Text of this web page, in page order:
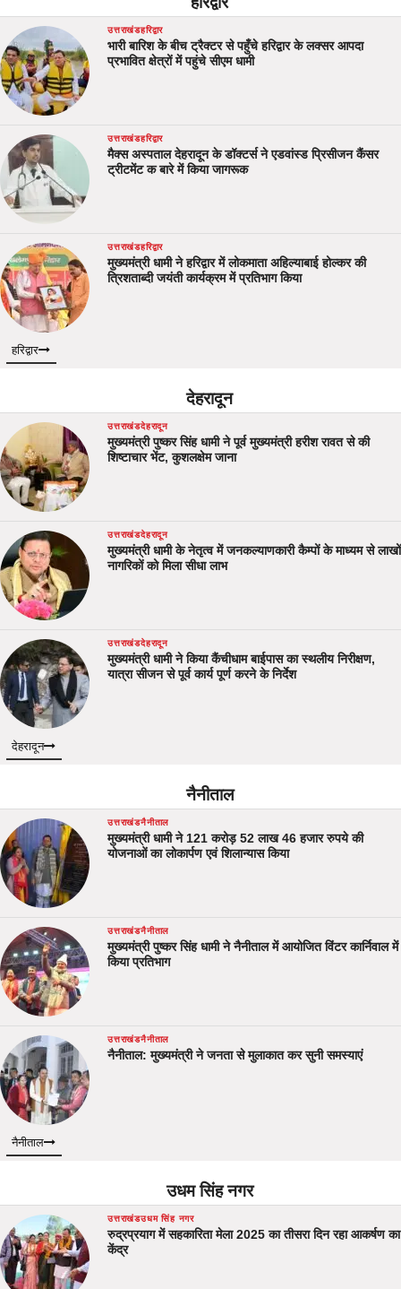
उत्तराखंडहरिद्वार
भारी बारिश के बीच ट्रैक्टर से पहुँचे हरिद्वार के लक्सर आपदा
प्रभावित क्षेत्रों में पहुंचे सीएम धामी
उत्तराखंडहरिद्वार
मैक्स अस्पताल देहरादून के डॉक्टर्स ने एडवांस्ड प्रिसीजन कैंसर
ट्रीटमेंट क बारे में किया जागरूक
उत्तराखंडहरिद्वार
मुख्यमंत्री धामी ने हरिद्वार में लोकमाता अहिल्याबाई होल्कर की
त्रिशताब्दी जयंती कार्यक्रम में प्रतिभाग किया
हरिद्वार
देहरादून
उत्तराखंडदेहरादून
मुख्यमंत्री पुष्कर सिंह धामी ने पूर्व मुख्यमंत्री हरीश रावत से की
शिष्टाचार भेंट, कुशलक्षेम जाना
उत्तराखंडदेहरादून
मुख्यमंत्री धामी के नेतृत्व में जनकल्याणकारी कैम्पों के माध्यम से लाखों
नागरिकों को मिला सीधा लाभ
उत्तराखंडदेहरादून
मुख्यमंत्री धामी ने किया कैंचीधाम बाईपास का स्थलीय निरीक्षण,
यात्रा सीजन से पूर्व कार्य पूर्ण करने के निर्देश
देहरादून
नैनीताल
उत्तराखंडनैनीताल
मुख्यमंत्री धामी ने 121 करोड़ 52 लाख 46 हजार रुपये की
योजनाओं का लोकार्पण एवं शिलान्यास किया
उत्तराखंडनैनीताल
मुख्यमंत्री पुष्कर सिंह धामी ने नैनीताल में आयोजित विंटर कार्निवाल में
किया प्रतिभाग
उत्तराखंडनैनीताल
नैनीताल: मुख्यमंत्री ने जनता से मुलाकात कर सुनी समस्याएं
नैनीताल
उधम सिंह नगर
उत्तराखंडउधम सिंह नगर
रुद्रप्रयाग में सहकारिता मेला 2025 का तीसरा दिन रहा आकर्षण का
केंद्र